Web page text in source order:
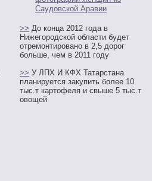
Саудовской Аравии
>> До конца 2012 года в
Нижегородской области будет
отремонтировано в 2,5 дорог
больше, чем в 2011 году
>> У ЛПХ И КФХ Татарстана
планируется закупить более 10
тыс.т картофеля и свыше 5 тыс.т
овощей